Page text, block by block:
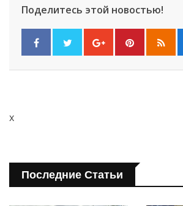
Поделитесь этой новостью!
x
Последние Статьи